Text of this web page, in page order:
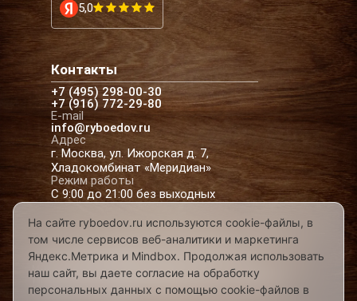
5,0
Контакты
+7 (495) 298-00-30
+7 (916) 772-29-80
E-mail
info@ryboedov.ru
Адрес
г. Москва, ул. Ижорская д. 7,
Хладокомбинат «Меридиан»
Режим работы
С 9:00 до 21:00 без выходных
© 2026,Рыбоедовъ— доставка рыбы и
морепродуктов в Москве
Предложения на сайте не являются офертой
Разработано в
На сайте ryboedov.ru используются cookie-файлы, в
том числе сервисов веб-аналитики и маркетинга
Яндекс.Метрика и Mindbox. Продолжая использовать
наш сайт, вы даете согласие на обработку
персональных данных с помощью cookie-файлов в